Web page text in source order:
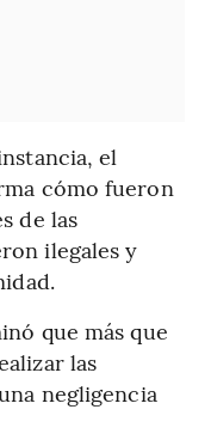
el
cómo fueron
de las
ilegales y
que más que
las
negligencia